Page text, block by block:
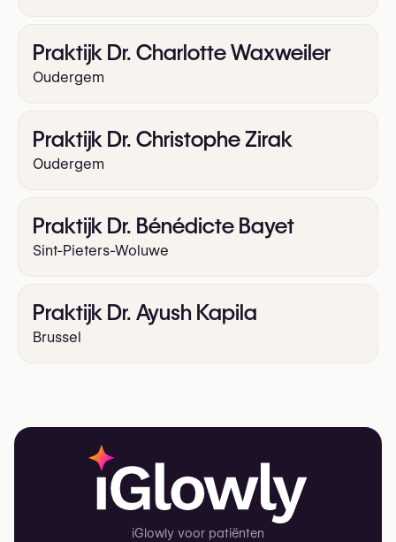
Praktijk Dr. Charlotte Waxweiler
Oudergem
Praktijk Dr. Christophe Zirak
Oudergem
Praktijk Dr. Bénédicte Bayet
Sint-Pieters-Woluwe
Praktijk Dr. Ayush Kapila
Brussel
iGlowly voor patiënten